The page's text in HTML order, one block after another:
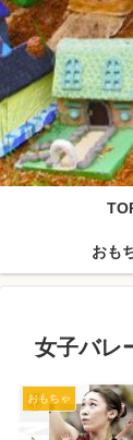
おも
女子バレ
おもちゃ